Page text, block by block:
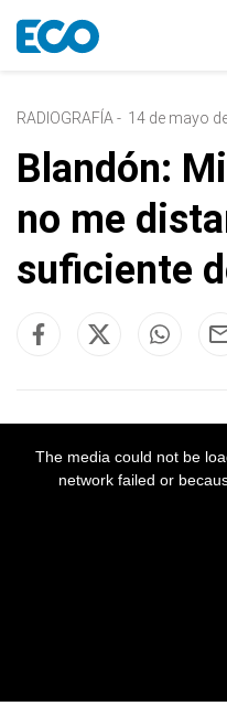
RADIOGRAFÍA - 14 de mayo
Blandón:
no me
suficiente
The media could not be
network failed or